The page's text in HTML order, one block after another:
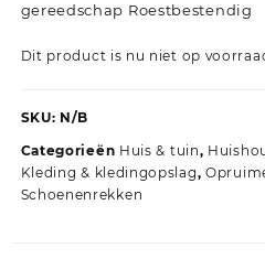
gereedschap Roestbestendig
Dit product is nu niet op
SKU: N/B
Categorieën Huis & tuin,
Kleding & kledingopslag,
Schoenenrekken